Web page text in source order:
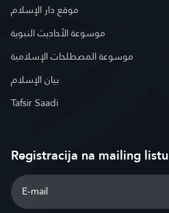
موقع دار الإسلام
موسوعة الأحاديث النبوية
موسوعة المصطلحات الإسلامية
بيان الإسلام
Tafsir Saadi
Registracija na mailing listu